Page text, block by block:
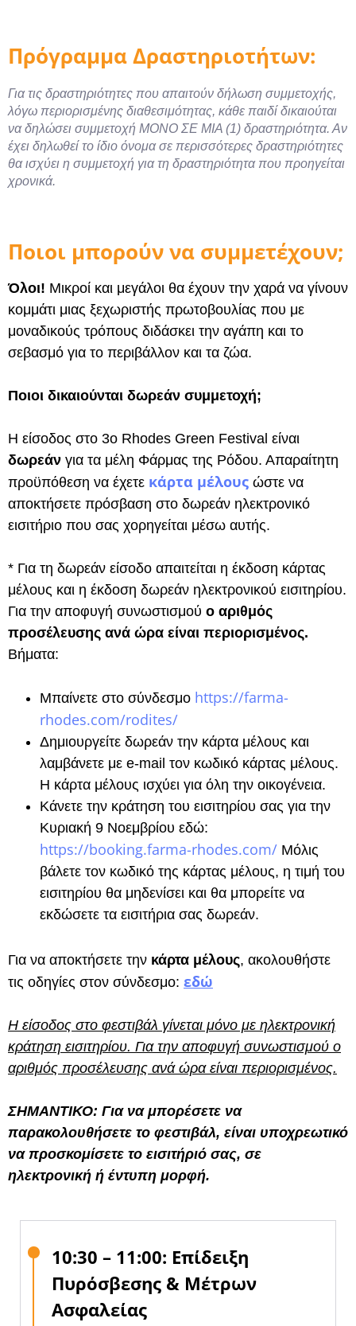
Πρόγραμμα Δραστηριοτήτων:
Για τις δραστηριότητες που απαιτούν δήλωση συμμετοχής,
λόγω περιορισμένης διαθεσιμότητας, κάθε παιδί δικαιούται
να δηλώσει συμμετοχή ΜΟΝΟ ΣΕ ΜΙΑ (1) δραστηριότητα. Αν
έχει δηλωθεί το ίδιο όνομα σε περισσότερες δραστηριότητες
θα ισχύει η συμμετοχή για τη δραστηριότητα που προηγείται
χρονικά.
Ποιοι μπορούν να συμμετέχουν;
Όλοι! Μικροί και μεγάλοι θα έχουν την χαρά να γίνουν
κομμάτι μιας ξεχωριστής πρωτοβουλίας που με
μοναδικούς τρόπους διδάσκει την αγάπη και το
σεβασμό για το περιβάλλον και τα ζώα.
Ποιοι δικαιούνται δωρεάν συμμετοχή;
Η είσοδος στο 3ο Rhodes Green Festival είναι
δωρεάν για τα μέλη Φάρμας της Ρόδου. Απαραίτητη
προϋπόθεση να έχετε κάρτα μέλους ώστε να
αποκτήσετε πρόσβαση στο δωρεάν ηλεκτρονικό
εισιτήριο που σας χορηγείται μέσω αυτής.
* Για τη δωρεάν είσοδο απαιτείται η έκδοση κάρτας
μέλους και η έκδοση δωρεάν ηλεκτρονικού εισιτηρίου.
Για την αποφυγή συνωστισμού ο αριθμός
προσέλευσης ανά ώρα είναι περιορισμένος.
Βήματα:
Μπαίνετε στο σύνδεσμο https://farma-
rhodes.com/rodites/
Δημιουργείτε δωρεάν την κάρτα μέλους και
λαμβάνετε με e-mail τον κωδικό κάρτας μέλους.
Η κάρτα μέλους ισχύει για όλη την οικογένεια.
Κάνετε την κράτηση του εισιτηρίου σας για την
Κυριακή 9 Νοεμβρίου εδώ:
https://booking.farma-rhodes.com/ Μόλις
βάλετε τον κωδικό της κάρτας μέλους, η τιμή του
εισιτηρίου θα μηδενίσει και θα μπορείτε να
εκδώσετε τα εισιτήρια σας δωρεάν.
Για να αποκτήσετε την κάρτα μέλους, ακολουθήστε
τις οδηγίες στον σύνδεσμο: εδώ
Η είσοδος στο φεστιβάλ γίνεται μόνο με ηλεκτρονική
κράτηση εισιτηρίου. Για την αποφυγή συνωστισμού ο
αριθμός προσέλευσης ανά ώρα είναι περιορισμένος.
ΣΗΜΑΝΤΙΚΟ: Για να μπορέσετε να
παρακολουθήσετε το φεστιβάλ, είναι υποχρεωτικό
να προσκομίσετε το εισιτήριό σας, σε
ηλεκτρονική ή έντυπη μορφή.
10:30 – 11:00: Επίδειξη
Πυρόσβεσης & Μέτρων
Ασφαλείας